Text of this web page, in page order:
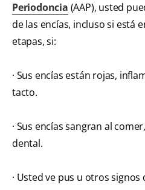
Periodoncia (AAP), usted
de las encías, incluso si está
etapas, si:
· Sus encías están rojas,
tacto.
· Sus encías sangran al
dental.
· Usted ve pus u otros signos